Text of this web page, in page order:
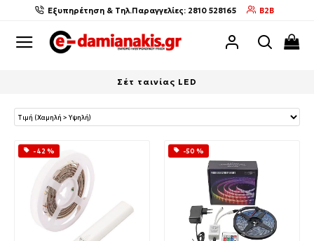
Εξυπηρέτηση & Τηλ.Παραγγελίες: 2810 528165 B2B
Σέτ ταινίας LED
-42 % -50 %